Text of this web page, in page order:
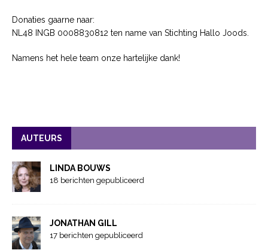
Donaties gaarne naar:
NL48 INGB 0008830812 ten name van Stichting Hallo Joods.
Namens het hele team onze hartelijke dank!
AUTEURS
LINDA BOUWS
18 berichten gepubliceerd
JONATHAN GILL
17 berichten gepubliceerd